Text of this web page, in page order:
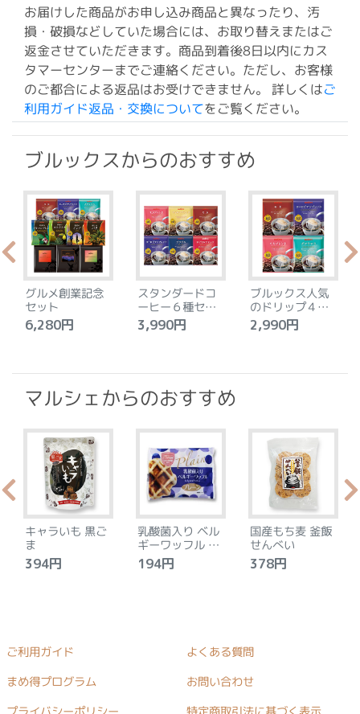
お届けした商品がお申し込み商品と異なったり、汚
損・破損などしていた場合には、お取り替えまたはご
返金させていただきます。商品到着後8日以内にカス
タマーセンターまでご連絡ください。ただし、お客様
のご都合による返品はお受けできません。 詳しくはご
利用ガイド返品・交換についてをご覧ください。
ブルックスからのおすすめ
グルメ創業記念
セット
6,280円
スタンダードコ
ーヒー６種セッ
ト
3,990円
ブルックス人気
のドリップ４種
セット
2,990円
マルシェからのおすすめ
キャラいも 黒ご
ま
394円
乳酸菌入り ベル
ギーワッフル プ
レーン
194円
国産もち麦 釜飯
せんべい
378円
ご利用ガイド よくある質問
まめ得プログラム お問い合わせ